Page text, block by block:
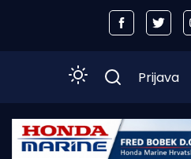
Početna
Prijava